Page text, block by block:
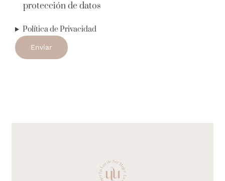
protección de datos
Política de Privacidad